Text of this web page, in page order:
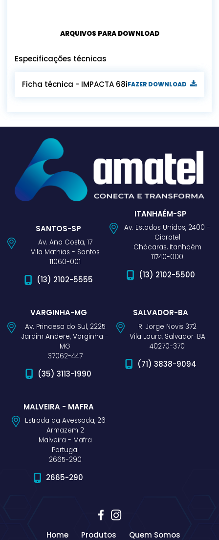
ARQUIVOS PARA DOWNLOAD
Especificações técnicas
Ficha técnica - IMPACTA 68iFAZER DOWNLOAD
SANTOS-SP
Av. Ana Costa, 17
Vila Mathias - Santos
11060-001
(13) 2102-5555
ITANHAÉM-SP
Av. Estados Unidos, 2400 -
Cibratel
Chácaras, Itanhaém
11740-000
(13) 2102-5500
VARGINHA-MG
Av. Princesa do Sul, 2225
Jardim Andere, Varginha -
MG
37062-447
(35) 3113-1990
SALVADOR-BA
R. Jorge Novis 372
Vila Laura, Salvador-BA
40270-370
(71) 3838-9094
MALVEIRA - MAFRA
Estrada da Avessada, 26
Armazem 2
Malveira - Mafra
Portugal
2665-290
2665-290
Home Produtos Quem Somos